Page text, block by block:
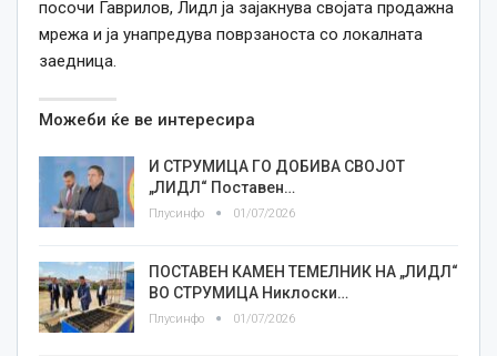
посочи Гаврилов, Лидл ја зајакнува својата продажна
мрежа и ја унапредува поврзаноста со локалната
заедница.
Можеби ќе ве интересира
И СТРУМИЦА ГО ДОБИВА СВОЈОТ
„ЛИДЛ“ Поставен…
Плусинфо 01/07/2026
ПОСТАВЕН КАМЕН ТЕМЕЛНИК НА „ЛИДЛ“
ВО СТРУМИЦА Никлоски…
Плусинфо 01/07/2026